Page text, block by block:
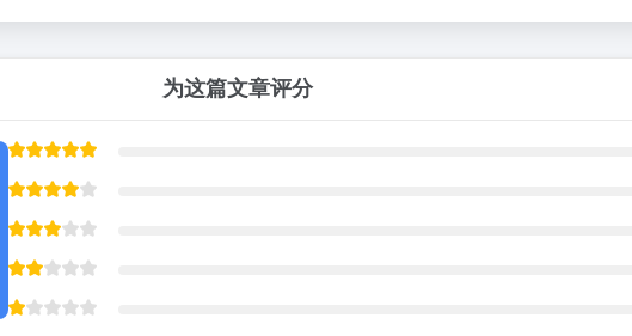
为这篇文章评分